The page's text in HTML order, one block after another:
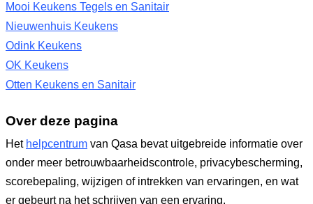
Mooi Keukens Tegels en Sanitair
Nieuwenhuis Keukens
Odink Keukens
OK Keukens
Otten Keukens en Sanitair
Over deze pagina
Het helpcentrum van Qasa bevat uitgebreide informatie over
onder meer betrouwbaarheidscontrole, privacybescherming,
scorebepaling, wijzigen of intrekken van ervaringen, en wat
er gebeurt na het schrijven van een ervaring.